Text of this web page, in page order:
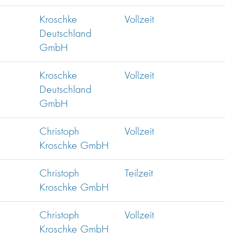
Kroschke
Deutschland
GmbH
Vollzeit
Kroschke
Deutschland
GmbH
Vollzeit
Christoph
Kroschke GmbH
Vollzeit
Christoph
Kroschke GmbH
Teilzeit
Christoph
Kroschke GmbH
Vollzeit